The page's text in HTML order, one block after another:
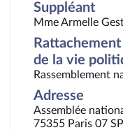
Suppléant
Mme Armelle
de la vie
Rassemblement
Adresse
Assemblée
75355 Paris 07 SP